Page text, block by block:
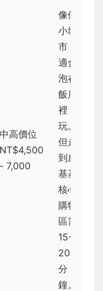
中高價位
NT$4,500
- 7,000
像個
小城
市，
適合
泡在
飯店
裡
玩。
但走
到威
基基
核心
購物
區需
15-
20
分
鐘。